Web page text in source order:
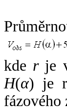
kde rje
H(α) je
fázového